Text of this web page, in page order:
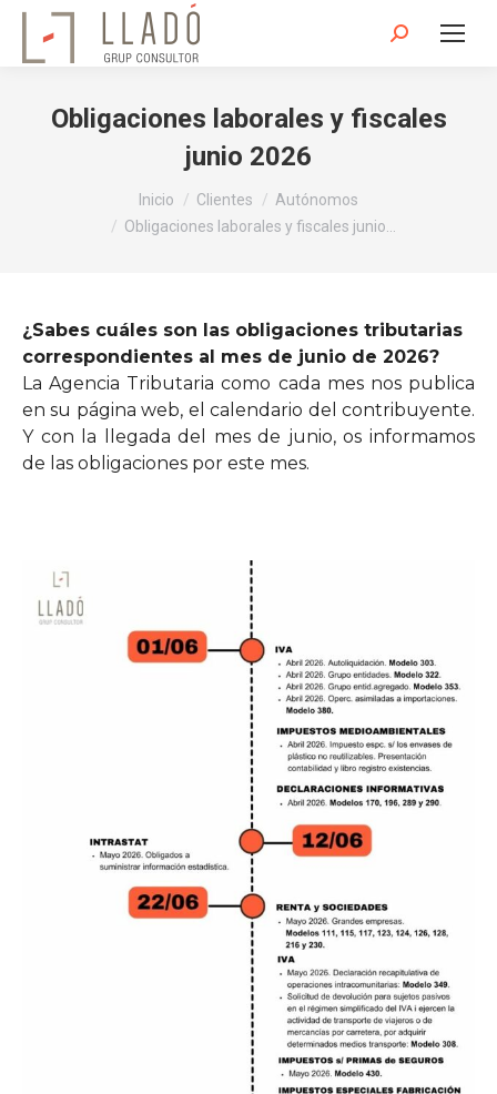
Buscar:
Obligaciones laborales y fiscales
junio 2026
Inicio Clientes
Autónomos
Obligaciones laborales y fiscales junio…
¿Sabes cuáles son las obligaciones tributarias
correspondientes al mes de junio de 2026?
La Agencia Tributaria como cada mes nos publica
en su página web, el calendario del contribuyente.
Y con la llegada del mes de junio, os informamos
de las obligaciones por este mes.